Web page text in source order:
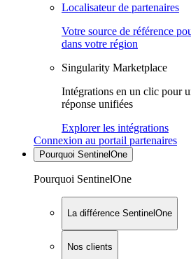
Localisateur de partenaires
Votre source de référence
dans votre région
Singularity Marketplace
Intégrations en un clic pour
réponse unifiées
Explorer les intégrations
Connexion au portail partenaires
Pourquoi SentinelOne
Pourquoi SentinelOne
La différence SentinelOne
Nos clients